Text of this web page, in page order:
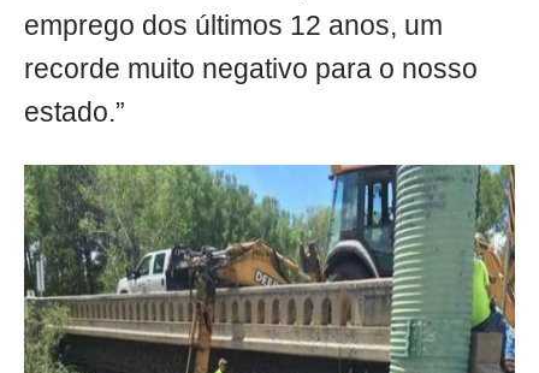
emprego dos últimos 12 anos, um
recorde muito negativo para o nosso
estado.”